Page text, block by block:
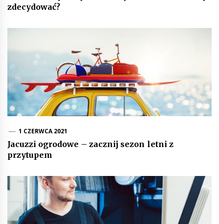
zdecydować?
1 CZERWCA 2021
Jacuzzi ogrodowe – zacznij sezon letni z
przytupem